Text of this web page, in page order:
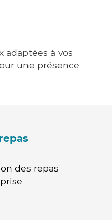
adaptées à vos
une présence
des repas